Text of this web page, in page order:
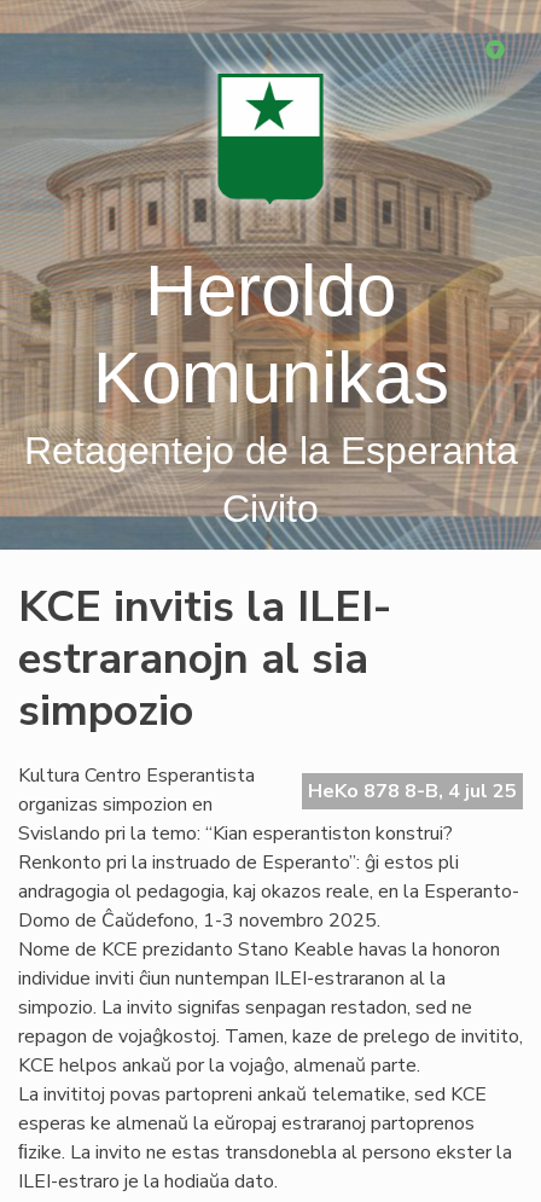
Skip
Heroldo
Komunikas
Retagentejo de la Esperanta
Civito
KCE invitis la ILEI-
estraranojn al sia
simpozio
HeKo 878 8-B, 4 jul 25
Kultura Centro Esperantista
organizas simpozion en
Svislando pri la temo: “Kian esperantiston konstrui?
Renkonto pri la instruado de Esperanto”: ĝi estos pli
andragogia ol pedagogia, kaj okazos reale, en la Esperanto-
Domo de Ĉaŭdefono, 1-3 novembro 2025.
Nome de KCE prezidanto Stano Keable havas la honoron
individue inviti ĉiun nuntempan ILEI-estraranon al la
simpozio. La invito signifas senpagan restadon, sed ne
repagon de vojaĝkostoj. Tamen, kaze de prelego de invitito,
KCE helpos ankaŭ por la vojaĝo, almenaŭ parte.
La invititoj povas partopreni ankaŭ telematike, sed KCE
esperas ke almenaŭ la eŭropaj estraranoj partoprenos
ﬁzike. La invito ne estas transdonebla al persono ekster la
ILEI-estraro je la hodiaŭa dato.